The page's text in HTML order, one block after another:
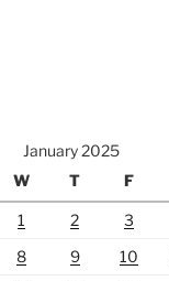
January 2025
W T F
1 2 3
8 9 10